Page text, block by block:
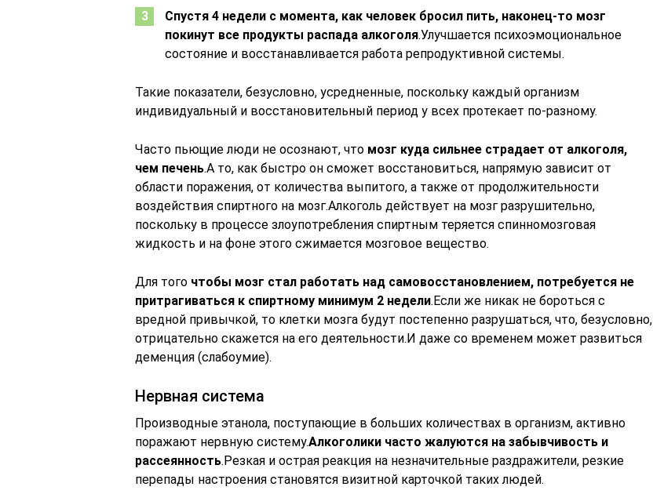
Спустя 4 недели с момента, как человек бросил пить, наконец-то мозг
покинут все продукты распада алкоголя.Улучшается психоэмоциональное
состояние и восстанавливается работа репродуктивной системы.
Такие показатели, безусловно, усредненные, поскольку каждый организм
индивидуальный и восстановительный период у всех протекает по-разному.
Часто пьющие люди не осознают, что мозг куда сильнее страдает от алкоголя,
чем печень.А то, как быстро он сможет восстановиться, напрямую зависит от
области поражения, от количества выпитого, а также от продолжительности
воздействия спиртного на мозг.Алкоголь действует на мозг разрушительно,
поскольку в процессе злоупотребления спиртным теряется спинномозговая
жидкость и на фоне этого сжимается мозговое вещество.
Для того чтобы мозг стал работать над самовосстановлением, потребуется не
притрагиваться к спиртному минимум 2 недели.Если же никак не бороться с
вредной привычкой, то клетки мозга будут постепенно разрушаться, что, безусловно,
отрицательно скажется на его деятельности.И даже со временем может развиться
деменция (слабоумие).
Нервная система
Производные этанола, поступающие в больших количествах в организм, активно
поражают нервную систему.Алкоголики часто жалуются на забывчивость и
рассеянность.Резкая и острая реакция на незначительные раздражители, резкие
перепады настроения становятся визитной карточкой таких людей.